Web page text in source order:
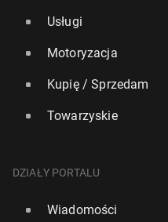
Usługi
Motoryzacja
Kupię / Sprzedam
Towarzyskie
DZIAŁY PORTALU
Wiadomości